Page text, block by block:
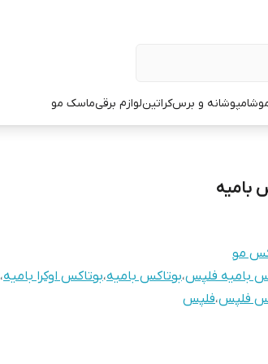
شامپوشانه و برسکراتینلوازم برقیماسک مو
بامیه
مو
بامیه فلپس،بوتاکس بامیه،بوتاکس اوکرا بامیه،
فلپس،فلپس